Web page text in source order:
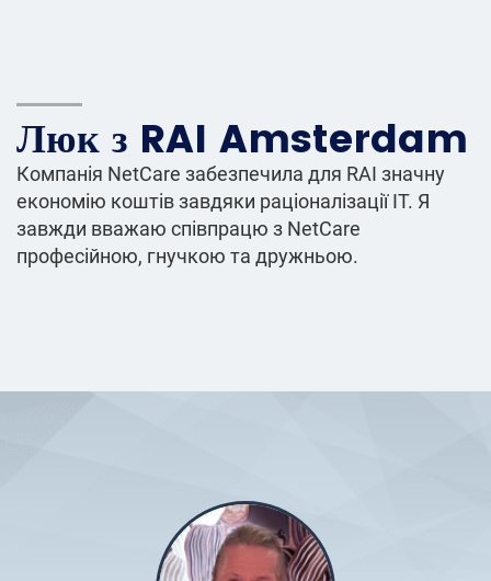
Люк з RAI Amsterdam
Компанія NetCare забезпечила для RAI значну
економію коштів завдяки раціоналізації ІТ. Я
завжди вважаю співпрацю з NetCare
професійною, гнучкою та дружньою.